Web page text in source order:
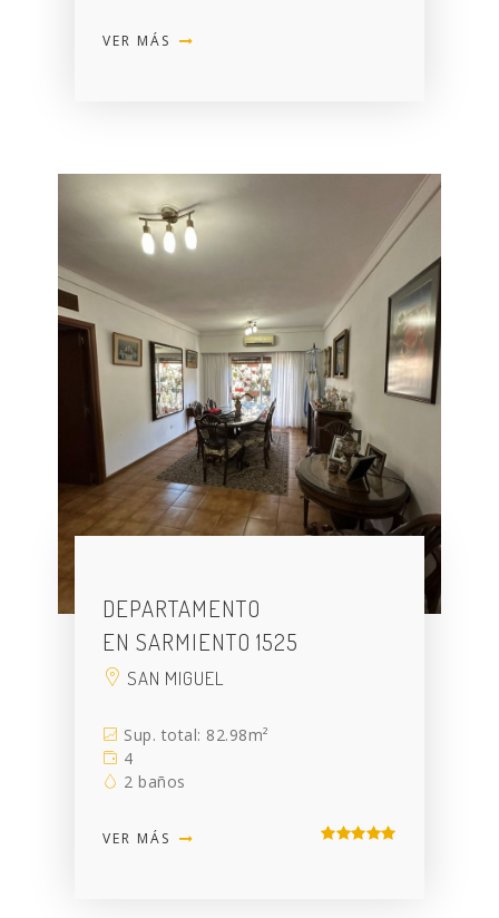
VER MÁS
DEPARTAMENTO
EN SARMIENTO 1525
SAN MIGUEL
Sup. total: 82.98m²
4
2 baños
VER MÁS